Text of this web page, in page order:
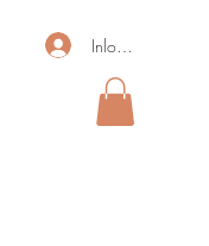
Inloggen